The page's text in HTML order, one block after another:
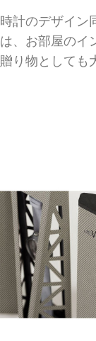
時計のデザイン
は、お部屋のイ
贈り物としても